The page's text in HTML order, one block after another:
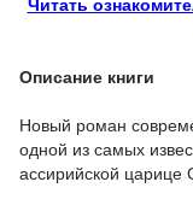
Читать
Описание книги
Новый роман
одной из самых
ассирийской царице